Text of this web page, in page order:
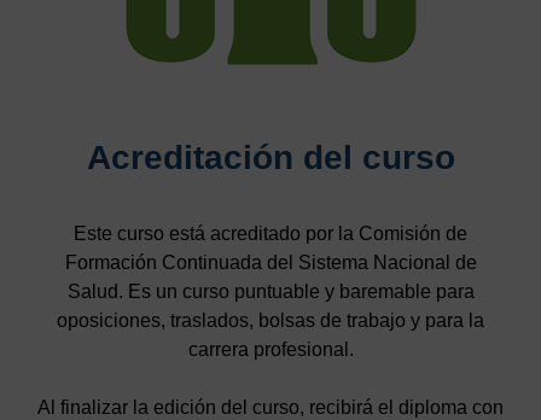
Acreditación del curso
Este curso está acreditado por la Comisión de
Formación Continuada del Sistema Nacional de
Salud. Es un curso puntuable y baremable para
oposiciones, traslados, bolsas de trabajo y para la
carrera profesional.
Al finalizar la edición del curso, recibirá el diploma con